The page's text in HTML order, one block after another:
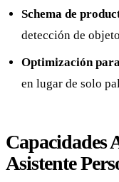
Schema de
detección de
Optimización
en lugar de solo
Capacidades
Asistente